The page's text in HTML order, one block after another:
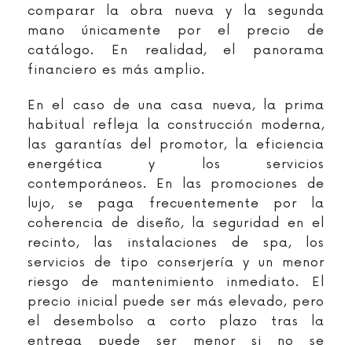
comparar la obra nueva y la segunda
mano únicamente por el precio de
catálogo. En realidad, el panorama
financiero es más amplio.
En el caso de una casa nueva, la prima
habitual refleja la construcción moderna,
las garantías del promotor, la eficiencia
energética y los servicios
contemporáneos. En las promociones de
lujo, se paga frecuentemente por la
coherencia de diseño, la seguridad en el
recinto, las instalaciones de spa, los
servicios de tipo conserjería y un menor
riesgo de mantenimiento inmediato. El
precio inicial puede ser más elevado, pero
el desembolso a corto plazo tras la
entrega puede ser menor si no se